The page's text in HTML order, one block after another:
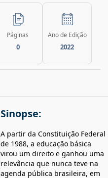
Páginas
0
Ano de Edição
2022
Sinopse:
A partir da Constituição Federal
de 1988, a educação básica
virou um direito e ganhou uma
relevância que nunca teve na
agenda pública brasileira, em